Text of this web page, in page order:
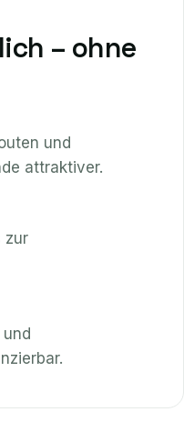
– ohne
und
attraktiver.
zur